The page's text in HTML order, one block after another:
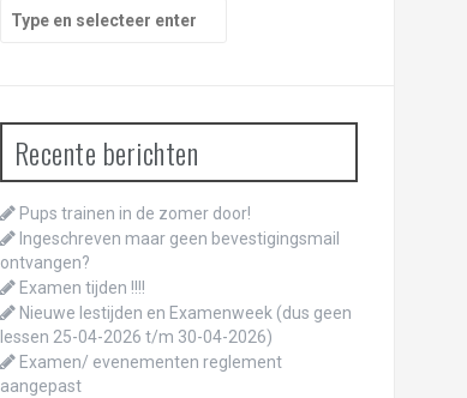
naar:
Recente berichten
Pups trainen in de zomer door!
Ingeschreven maar geen bevestigingsmail
ontvangen?
Examen tijden !!!!
Nieuwe lestijden en Examenweek (dus geen
lessen 25-04-2026 t/m 30-04-2026)
Examen/ evenementen reglement
aangepast